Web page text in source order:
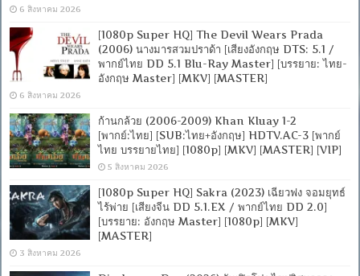
6 สิงหาคม 2026
[1080p Super HQ] The Devil Wears Prada
(2006) นางมารสวมปราด้า [เสียงอังกฤษ DTS: 5.1 /
พากย์ไทย DD 5.1 Blu-Ray Master] [บรรยาย: ไทย-
อังกฤษ Master] [MKV] [MASTER]
6 สิงหาคม 2026
ก้านกล้วย (2006-2009) Khan Kluay 1-2
[พากย์:ไทย] [SUB:ไทย+อังกฤษ] HDTV.AC-3 [พากย์
ไทย บรรยายไทย] [1080p] [MKV] [MASTER] [VIP]
5 สิงหาคม 2026
[1080p Super HQ] Sakra (2023) เฉียวฟง จอมยุทธ์
ไร้พ่าย [เสียงจีน DD 5.1.EX / พากย์ไทย DD 2.0]
[บรรยาย: อังกฤษ Master] [1080p] [MKV]
[MASTER]
3 สิงหาคม 2026